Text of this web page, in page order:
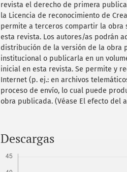
Garay, F. (1888) El Valle de
Oficina Tipográfica de la
Garay, A. (1930). Juicio sobre
ideas del ingeniero don
Gogle Arts & Culture (s.a.).
https://
m%C3%A9xico/LQKyHXI34blJJA
Lemoine, E. (1978). El desagüe
ante inundaciones. En Memoria
Nacional.
revista el derecho de primera
la Licencia de reconocimiento de
permite a terceros compartir la obra
esta revista. Los autores/as podrán
distribución de la versión de la obra
institucional o publicarla en un
inicial en esta revista. Se permite y
Internet (p. ej.: en archivos
proceso de envío, lo cual puede
obra publicada. (Véase El efecto del
Descargas